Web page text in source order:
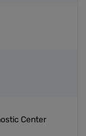
Center